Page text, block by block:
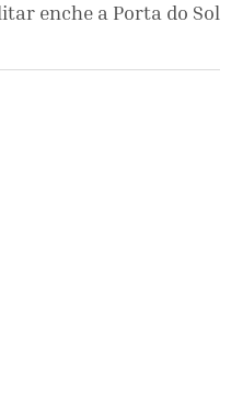
enche a Porta do Sol